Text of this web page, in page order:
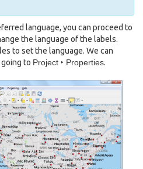
language, you can proceed to
the language of the labels.
to set the language. We can
to Project ‣ Properties.